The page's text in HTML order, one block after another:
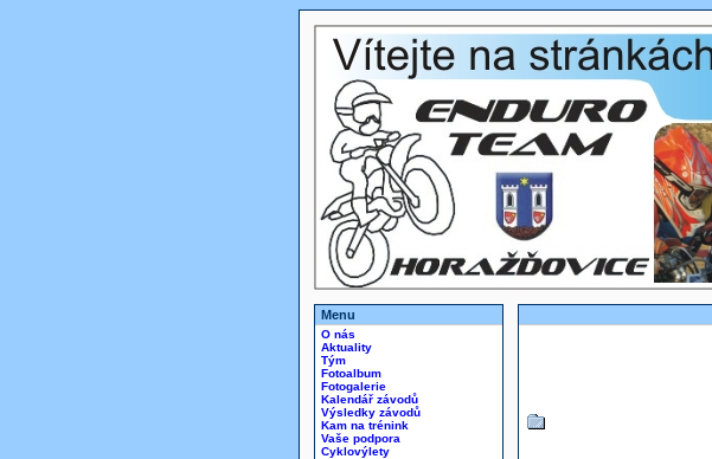
Menu
O nás
Aktuality
Tým
Fotoalbum
Fotogalerie
Kalendář závodů
Výsledky závodů
Kam na trénink
Vaše podpora
Cyklovýlety